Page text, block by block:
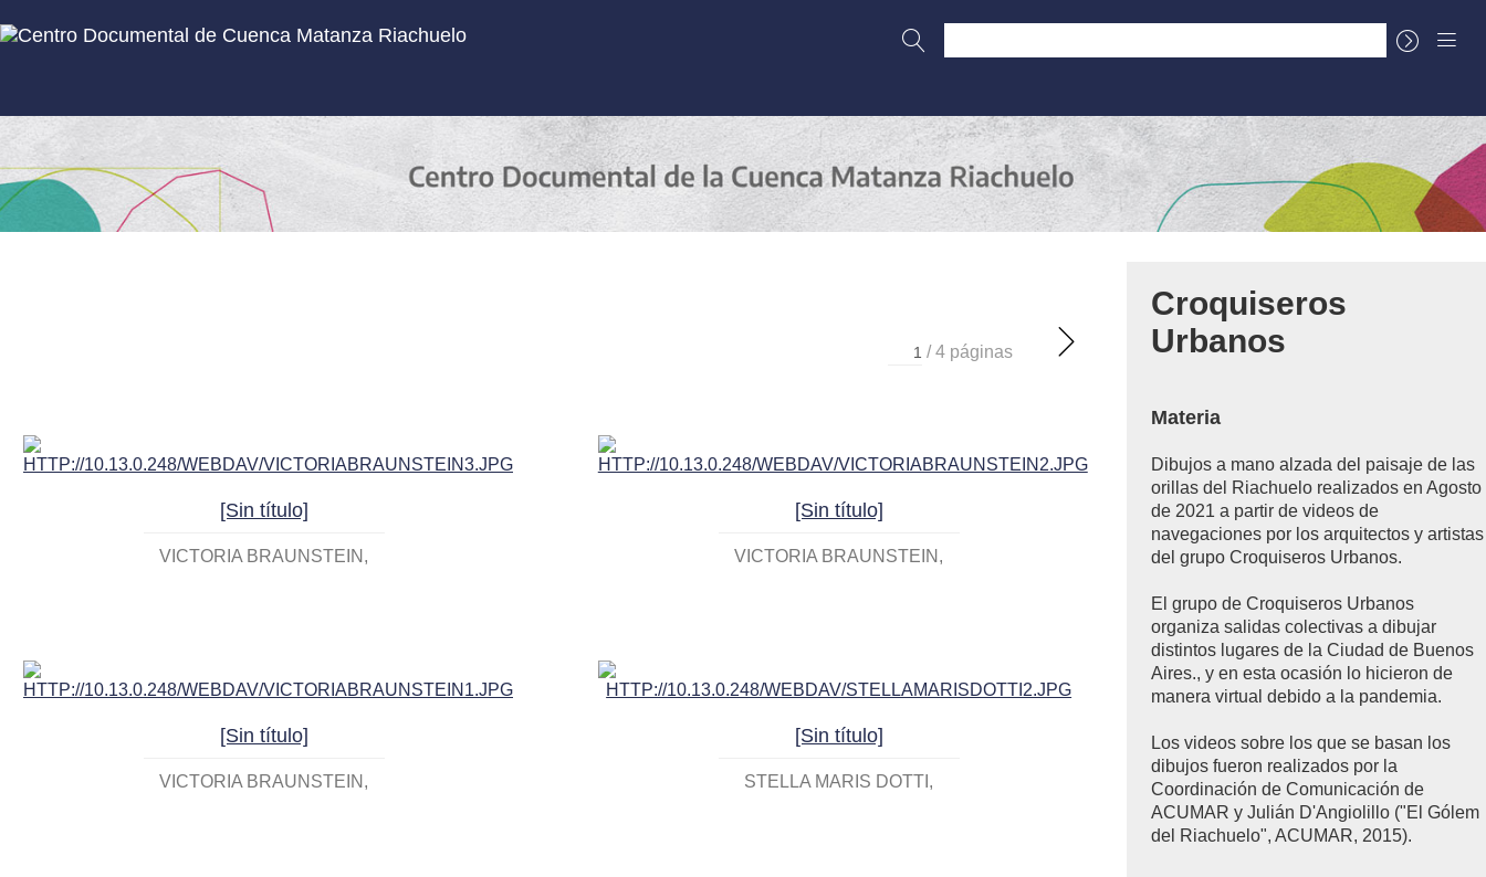
Inicio Subcolecciones Sobre el Centro Documental
La Cuenca
Croquiseros
Urbanos
Materia
Dibujos a mano alzada del paisaje de las
orillas del Riachuelo realizados en Agosto
de 2021 a partir de videos de
navegaciones por los arquitectos y artistas
del grupo Croquiseros Urbanos.
El grupo de Croquiseros Urbanos
organiza salidas colectivas a dibujar
distintos lugares de la Ciudad de Buenos
Aires., y en esta ocasión lo hicieron de
manera virtual debido a la pandemia.
Los videos sobre los que se basan los
dibujos fueron realizados por la
Coordinación de Comunicación de
ACUMAR y Julián D'Angiolillo ("El Gólem
del Riachuelo", ACUMAR, 2015).
/ 4 páginas
[Sin título]
VICTORIA BRAUNSTEIN
[Sin título]
VICTORIA BRAUNSTEIN
[Sin título]
VICTORIA BRAUNSTEIN
[Sin título]
STELLA MARIS DOTTI